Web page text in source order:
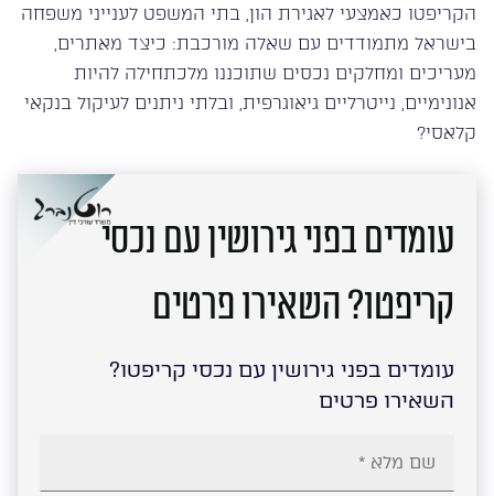
הקריפטו כאמצעי לאגירת הון, בתי המשפט לענייני משפחה
בישראל מתמודדים עם שאלה מורכבת: כיצד מאתרים,
מעריכים ומחלקים נכסים שתוכננו מלכתחילה להיות
אנונימיים, נייטרליים גיאוגרפית, ובלתי ניתנים לעיקול בנקאי
קלאסי?
עומדים בפני גירושין עם נכסי
קריפטו? השאירו פרטים
עומדים בפני גירושין עם נכסי קריפטו?
השאירו פרטים